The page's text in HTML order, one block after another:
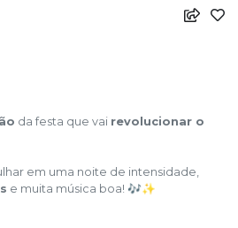
da festa que vai revolucionar o
em uma noite de intensidade,
e muita música boa! 🎶✨